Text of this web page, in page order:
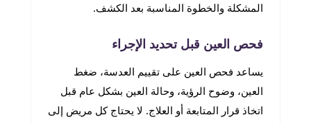
المشكلة والخطوة المناسبة بعد الكشف.
فحص العين قبل تحديد الإجراء
يساعد فحص العين على تقييم العدسة، ضغط
العين، وضوح الرؤية، وحالة العين بشكل عام قبل
اتخاذ قرار المتابعة أو العلاج. لا يحتاج كل مريض إلى